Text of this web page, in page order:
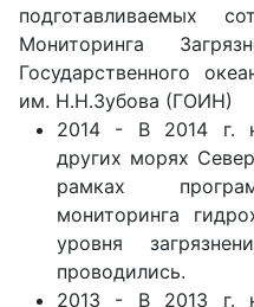
подготавливаемых
Мониторинга
Государственного
им. Н.Н.Зубова (ГОИН)
2014 - В 2014 г.
других морях
рамках
мониторинга
уровня
проводились.
2013 - В 2013 г.